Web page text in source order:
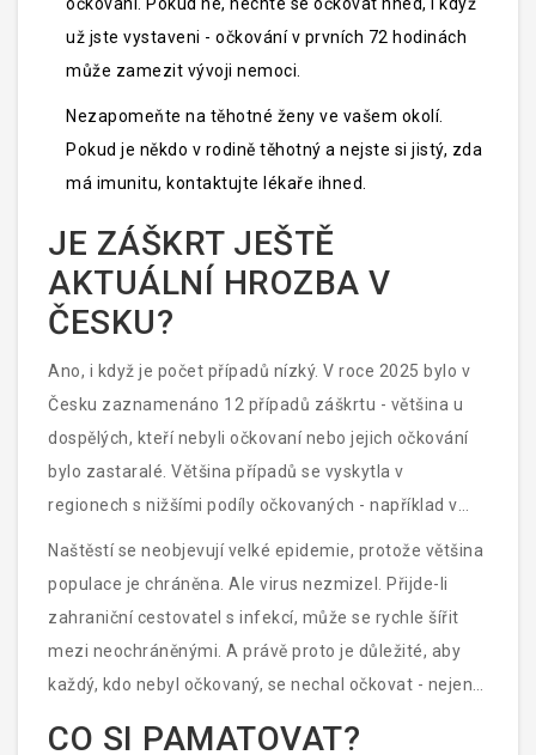
očkovaní. Pokud ne, nechte se očkovat hned, i když
už jste vystaveni - očkování v prvních 72 hodinách
může zamezit vývoji nemoci.
Nezapomeňte na těhotné ženy ve vašem okolí.
Pokud je někdo v rodině těhotný a nejste si jistý, zda
má imunitu, kontaktujte lékaře ihned.
JE ZÁŠKRT JEŠTĚ
AKTUÁLNÍ HROZBA V
ČESKU?
Ano, i když je počet případů nízký. V roce 2025 bylo v
Česku zaznamenáno 12 případů záškrtu - většina u
dospělých, kteří nebyli očkovaní nebo jejich očkování
bylo zastaralé. Většina případů se vyskytla v
regionech s nižšími podíly očkovaných - například v
Jihočeském kraji, Moravskoslezském kraji a v
Libereckém kraji, kde se objevily skupiny neochotných
rodičů.
Naštěstí se neobjevují velké epidemie, protože většina
populace je chráněna. Ale virus nezmizel. Přijde-li
zahraniční cestovatel s infekcí, může se rychle šířit
mezi neochráněnými. A právě proto je důležité, aby
každý, kdo nebyl očkovaný, se nechal očkovat - nejen
CO SI PAMATOVAT?